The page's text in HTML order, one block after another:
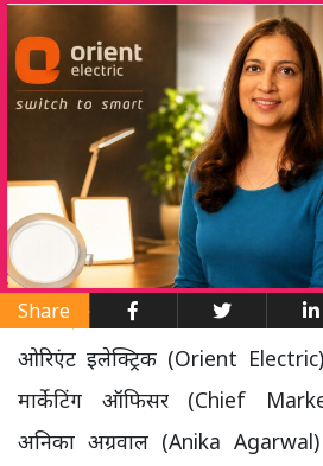
Share
ओरिएंट इलेक्ट्रिक (Orient
मार्केटिंग ऑफिसर (Chief
अनिका अग्रवाल (Anika